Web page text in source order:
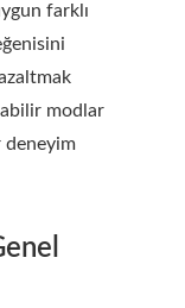
farklı
azaltmak
modlar
deneyim